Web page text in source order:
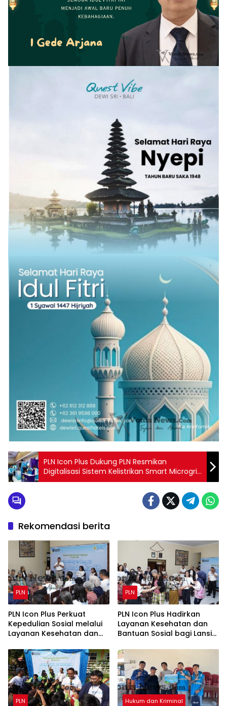
PLN Icon Plus Dukung PLN Resmikan
Digitalisasi Sistem Kelistrikan Smart Microgrid
di Pulau Bawean
Rekomendasi berita
PLN
PLN Icon Plus Perkuat
Kepedulian Sosial melalui
Layanan Kesehatan dan
bagi Lansia di Malang
PLN
PLN Icon Plus Hadirkan
Layanan Kesehatan dan
Bantuan Sosial bagi Lansia
Malang
PLN Hukum dan Kriminal